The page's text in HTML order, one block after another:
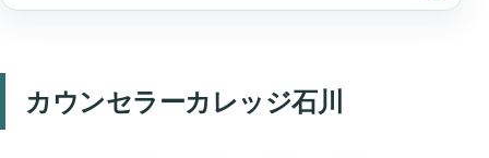
カウンセラーカレッジ石川